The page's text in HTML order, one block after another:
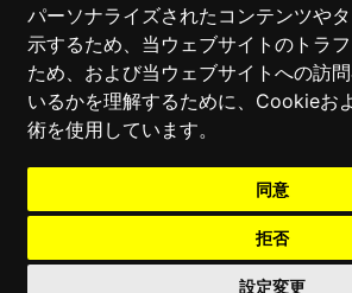
パーソナライズされたコンテンツや
示するため、当ウェブサイトのトラ
ため、および当ウェブサイトへの訪
いるかを理解するために、Cookieお
術を使用しています。
同意
拒否
設定変更